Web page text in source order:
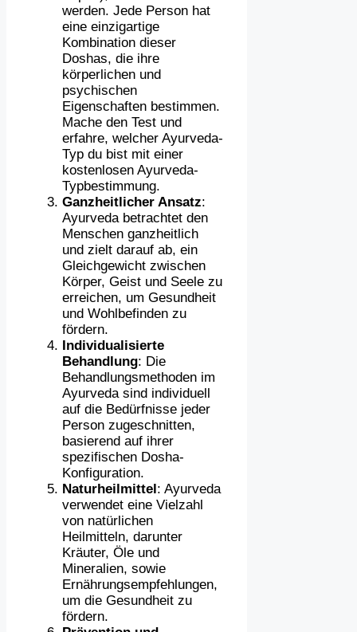
werden. Jede Person hat
eine einzigartige
Kombination dieser
Doshas, die ihre
körperlichen und
psychischen
Eigenschaften bestimmen.
Mache den Test und
erfahre, welcher Ayurveda-
Typ du bist mit einer
kostenlosen Ayurveda-
Typbestimmung.
Ganzheitlicher Ansatz:
Ayurveda betrachtet den
Menschen ganzheitlich
und zielt darauf ab, ein
Gleichgewicht zwischen
Körper, Geist und Seele zu
erreichen, um Gesundheit
und Wohlbefinden zu
fördern.
Individualisierte
Behandlung: Die
Behandlungsmethoden im
Ayurveda sind individuell
auf die Bedürfnisse jeder
Person zugeschnitten,
basierend auf ihrer
spezifischen Dosha-
Konfiguration.
Naturheilmittel: Ayurveda
verwendet eine Vielzahl
von natürlichen
Heilmitteln, darunter
Kräuter, Öle und
Mineralien, sowie
Ernährungsempfehlungen,
um die Gesundheit zu
fördern.